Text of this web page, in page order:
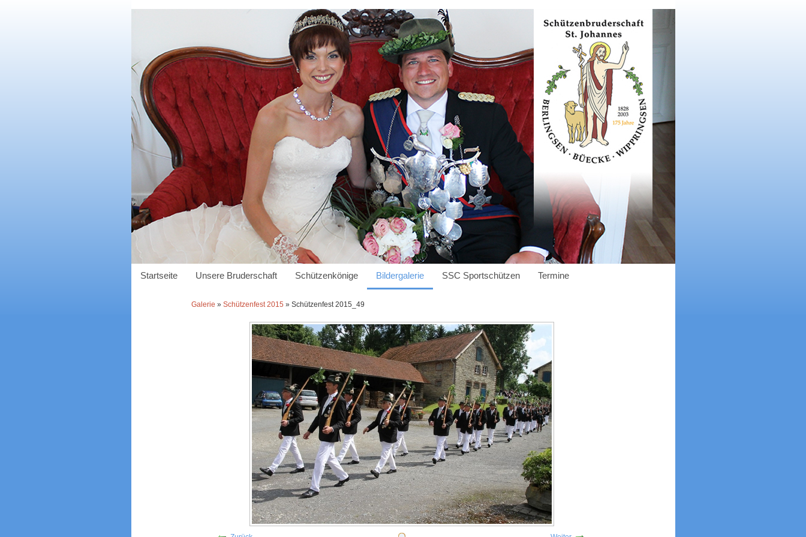
Startseite Unsere Bruderschaft Schützenkönige Bildergalerie SSC Sportschützen Termine
Galerie » Schützenfest 2015 » Schützenfest 2015_49